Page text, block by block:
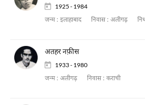
1925 - 1984
जन्म : इलाहाबाद निवास : अलीगढ़
अतहर नफ़ीस
1933 - 1980
जन्म : अलीगढ़ निवास : कराची